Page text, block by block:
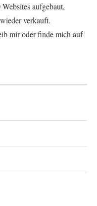
aufgebaut,
verkauft.
miroder finde mich auf